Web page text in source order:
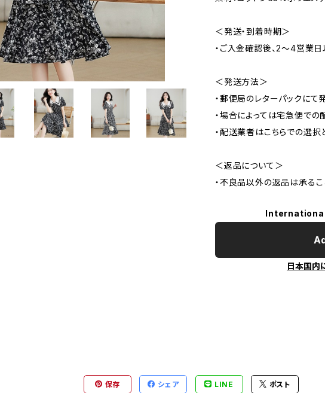
＜発送・到着時期＞
・ご入金確認後、2～4営業
＜発送方法＞
・郵便局のレターパックにて
・場合によっては宅急便での
・配送業者はこちらでの選択
＜返品について＞
・不良品以外の返品は承るこ
日本国内
保存 シェア LINE ポスト